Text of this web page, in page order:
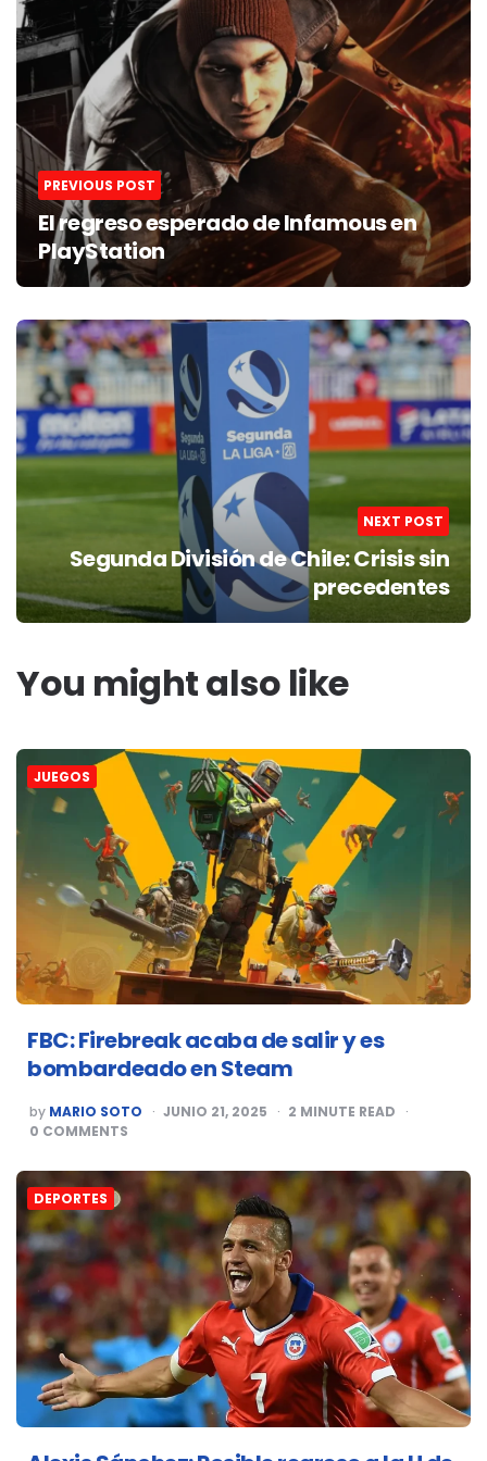
navigation
PREVIOUS POST
El regreso esperado de Infamous en
PlayStation
NEXT POST
Segunda División de Chile: Crisis sin
precedentes
You might also like
JUEGOS
FBC: Firebreak acaba de salir y es
bombardeado en Steam
POSTED
BY
by MARIO SOTO JUNIO 21, 2025 2 MINUTE READ
0 COMMENTS
DEPORTES